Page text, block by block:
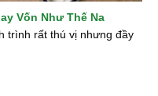
Vốn Như Thế Na
trình rất thú vị nhưng đầy